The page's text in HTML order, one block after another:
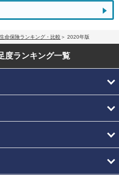
命保険ランキング・比較 2020年版
度ランキング一覧